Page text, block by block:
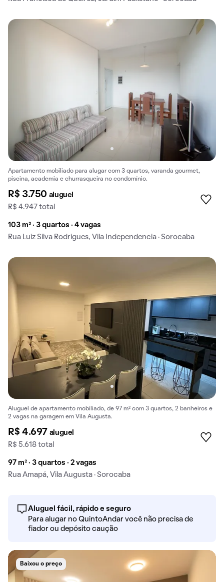
Apartamento mobiliado para alugar com 3 quartos, varanda gourmet,
piscina, academia e churrasqueira no condomínio.
R$ 3.750 aluguel
R$ 4.947 total
103 m² · 3 quartos · 4 vagas
Rua Luiz Silva Rodrigues, Vila Independencia · Sorocaba
Aluguel de apartamento mobiliado, de 97 m² com 3 quartos, 2 banheiros e
2 vagas na garagem em Vila Augusta.
R$ 4.697 aluguel
R$ 5.618 total
97 m² · 3 quartos · 2 vagas
Rua Amapá, Vila Augusta · Sorocaba
Aluguel fácil, rápido e seguro
Para alugar no QuintoAndar você não precisa de
fiador ou depósito caução
Baixou o preço